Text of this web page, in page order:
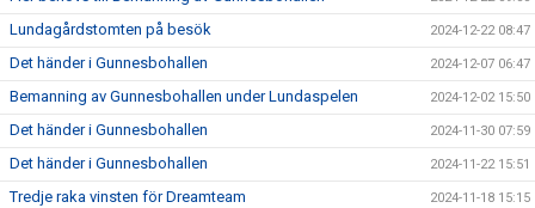
Lundagårdstomten på besök 2024-12-22 08:47
Det händer i Gunnesbohallen 2024-12-07 06:47
Bemanning av Gunnesbohallen under Lundaspelen 2024-12-02 15:50
Det händer i Gunnesbohallen 2024-11-30 07:59
Det händer i Gunnesbohallen 2024-11-22 15:51
Tredje raka vinsten för Dreamteam 2024-11-18 15:15